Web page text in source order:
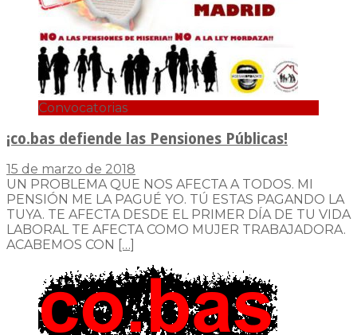
Convocatorias
¡co.bas defiende las Pensiones Públicas!
15 de marzo de 2018
UN PROBLEMA QUE NOS AFECTA A TODOS. MI
PENSIÓN ME LA PAGUÉ YO. TÚ ESTAS PAGANDO LA
TUYA. TE AFECTA DESDE EL PRIMER DÍA DE TU VIDA
LABORAL TE AFECTA COMO MUJER TRABAJADORA.
ACABEMOS CON
[…]